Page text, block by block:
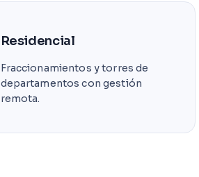
Residencial
Fraccionamientos y torres de
departamentos con gestión
remota.